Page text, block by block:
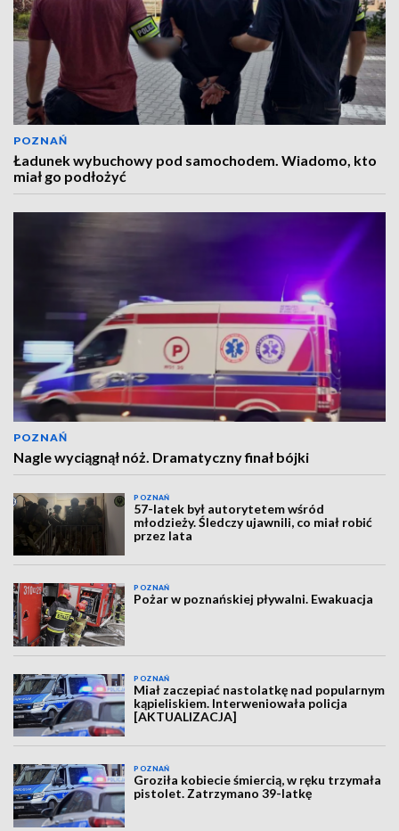
POZNAŃ
Ładunek wybuchowy pod samochodem. Wiadomo, kto
miał go podłożyć
POZNAŃ
Nagle wyciągnął nóż. Dramatyczny finał bójki
POZNAŃ
57-latek był autorytetem wśród
młodzieży. Śledczy ujawnili, co miał robić
przez lata
POZNAŃ
Pożar w poznańskiej pływalni. Ewakuacja
POZNAŃ
Miał zaczepiać nastolatkę nad popularnym
kąpieliskiem. Interweniowała policja
[AKTUALIZACJA]
POZNAŃ
Groziła kobiecie śmiercią, w ręku trzymała
pistolet. Zatrzymano 39-latkę